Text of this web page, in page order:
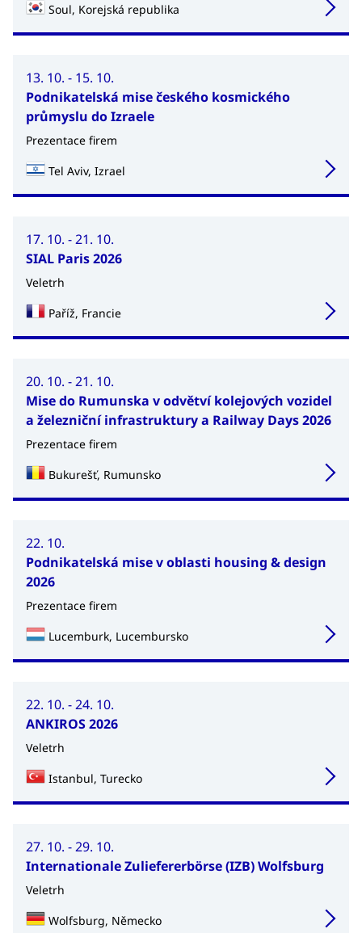
Soul, Korejská republika
13. 10. - 15. 10.
Podnikatelská mise českého kosmického
průmyslu do Izraele
Prezentace firem
Tel Aviv, Izrael
17. 10. - 21. 10.
SIAL Paris 2026
Veletrh
Paříž, Francie
20. 10. - 21. 10.
Mise do Rumunska v odvětví kolejových vozidel
a železniční infrastruktury a Railway Days 2026
Prezentace firem
Bukurešť, Rumunsko
22. 10.
Podnikatelská mise v oblasti housing & design
2026
Prezentace firem
Lucemburk, Lucembursko
22. 10. - 24. 10.
ANKIROS 2026
Veletrh
Istanbul, Turecko
27. 10. - 29. 10.
Internationale Zuliefererbörse (IZB) Wolfsburg
Veletrh
Wolfsburg, Německo